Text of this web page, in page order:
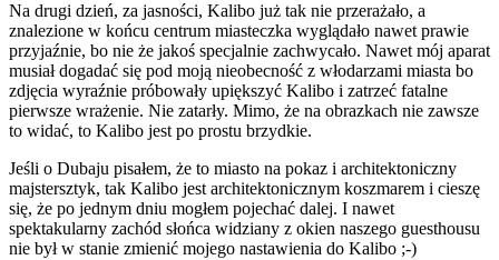
Na drugi dzień, za jasności, Kalibo już tak nie przerażało, a
znalezione w końcu centrum miasteczka wyglądało nawet prawie
przyjaźnie, bo nie że jakoś specjalnie zachwycało. Nawet mój aparat
musiał dogadać się pod moją nieobecność z włodarzami miasta bo
zdjęcia wyraźnie próbowały upiększyć Kalibo i zatrzeć fatalne
pierwsze wrażenie. Nie zatarły. Mimo, że na obrazkach nie zawsze
to widać, to Kalibo jest po prostu brzydkie.
Jeśli o Dubaju pisałem, że to miasto na pokaz i architektoniczny
majstersztyk, tak Kalibo jest architektonicznym koszmarem i cieszę
się, że po jednym dniu mogłem pojechać dalej. I nawet
spektakularny zachód słońca widziany z okien naszego guesthousu
nie był w stanie zmienić mojego nastawienia do Kalibo ;-)